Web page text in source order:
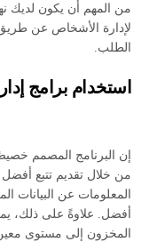
من المهم أن يكون لديك
لإدارة الأشخاص عن
الطلب.
استخدام برامج
إن البرنامج المصمم
من خلال تقديم تتبع أفضل
المعلومات عن البيانات
أفضل. علاوةً على ذلك،
المخزون إلى مستوى